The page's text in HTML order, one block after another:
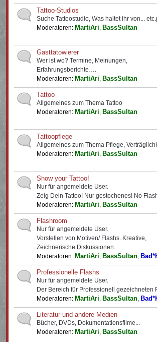
Tattoo-Studios
Suche Tattoostudio, Was haltet ihr von...
Moderatoren: MartiAri, BassSultan
Gasttätowierer
Wer ist wo? Termine, Meinungen,
Erfahrungsberichte….
Moderatoren: MartiAri, BassSultan
Tattoo
Allgemeines zum Thema Tattoo
Moderatoren: MartiAri, BassSultan
Tattoopflege
Allgemeines zum Thema Pflege,
Moderatoren: MartiAri, BassSultan
Show your Tattoo!
Nur für angemeldete User.
Zeig Dein Tattoo! Nur gestochenes! No
Moderatoren: MartiAri, BassSultan
Flashroom
Nur für angemeldete User.
Vorstellen von Motiven/ Flashs. Kreative,
Zeichnerische Diskussionen.
Moderatoren: MartiAri, BassSultan,
Professionelle Flashs
Nur für angemeldete User.
Der Bereich für Professionell gezeichneten
Moderatoren: MartiAri, BassSultan,
Literatur und andere Medien
Bücher, DVDs, Dokumentationsfilme...
Moderatoren: MartiAri, BassSultan